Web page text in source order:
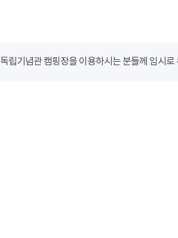
독립기념관 캠핑장을 이용하시는 분들께 임시